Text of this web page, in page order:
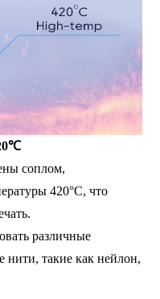
соплом,
420°C, что
различные
такие как нейлон,